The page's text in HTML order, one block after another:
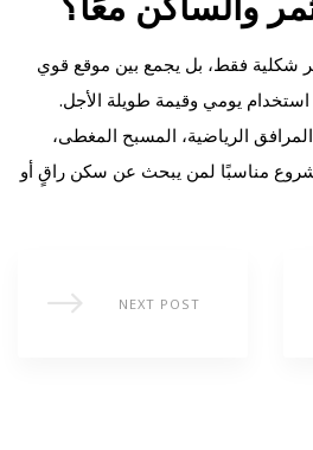
شكلية فقط، بل يجمع بين موقع قوي
يومي وقيمة طويلة الأجل.
الرياضية، المسبح المغطى،
مناسبًا لمن يبحث عن سكن راقٍ أو
NEXT POST